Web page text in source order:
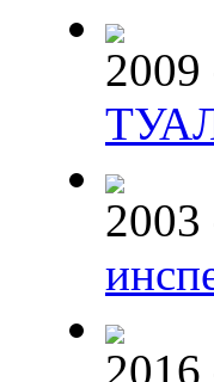
2009
2003
2016